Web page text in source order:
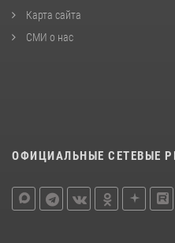
Карта сайта
СМИ о нас
ОФИЦИАЛЬНЫЕ СЕТЕВЫЕ